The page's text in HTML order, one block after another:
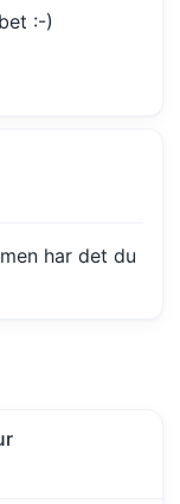
:-)
har det du